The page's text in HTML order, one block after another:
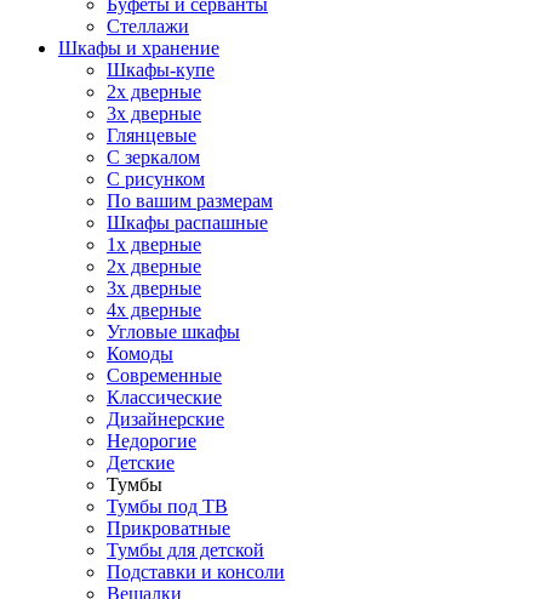
Буфеты и серванты
Стеллажи
Шкафы и хранение
Шкафы-купе
2х дверные
3х дверные
Глянцевые
С зеркалом
С рисунком
По вашим размерам
Шкафы распашные
1х дверные
2х дверные
3х дверные
4х дверные
Угловые шкафы
Комоды
Современные
Классические
Дизайнерские
Недорогие
Детские
Тумбы
Тумбы под ТВ
Прикроватные
Тумбы для детской
Подставки и консоли
Вешалки